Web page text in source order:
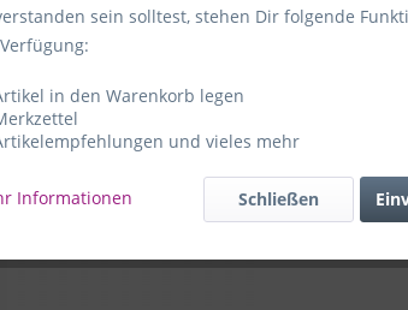
sein solltest, stehen Dir folgende
in den Warenkorb legen
und vieles mehr
Informationen Schließen